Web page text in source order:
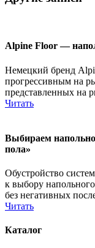
Alpine Floor —
Немецкий бренд
прогрессивным на
представленных на
Читать
Выбираем
пола»
Обустройство
к выбору
без негативных
Читать
Каталог